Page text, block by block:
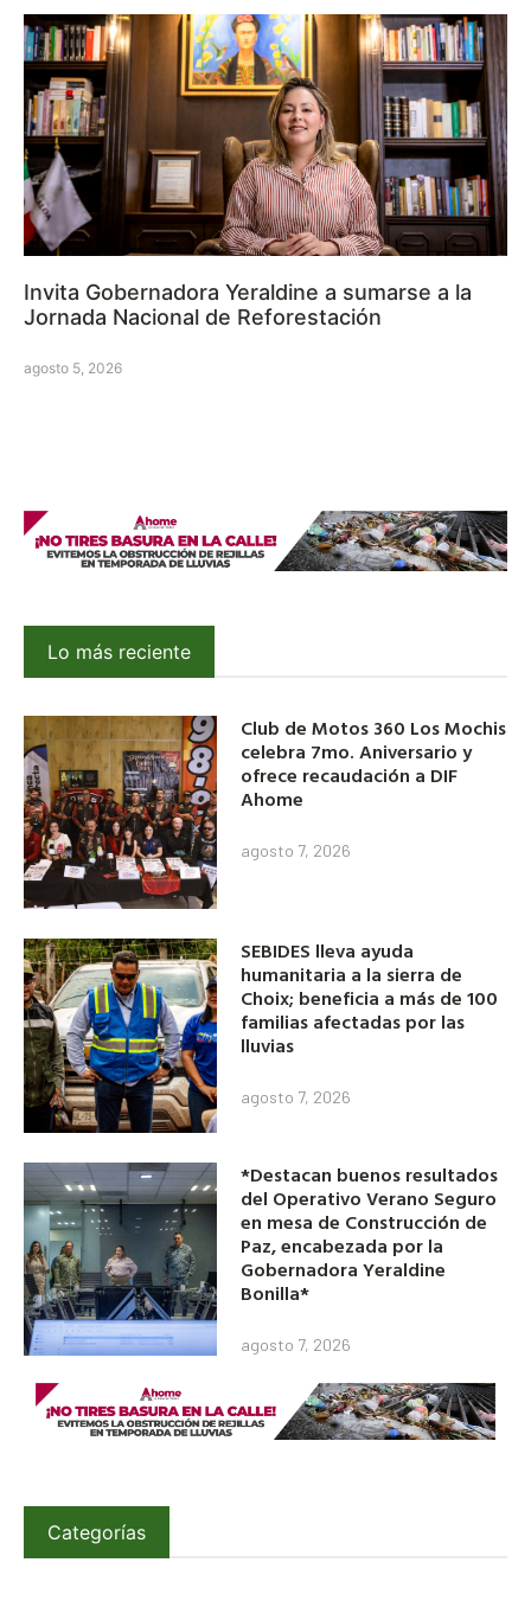
Invita Gobernadora Yeraldine a sumarse a la
Jornada Nacional de Reforestación
agosto 5, 2026
Lo más reciente
Club de Motos 360 Los Mochis
celebra 7mo. Aniversario y
ofrece recaudación a DIF
Ahome
agosto 7, 2026
SEBIDES lleva ayuda
humanitaria a la sierra de
Choix; beneficia a más de 100
familias afectadas por las
lluvias
agosto 7, 2026
*Destacan buenos resultados
del Operativo Verano Seguro
en mesa de Construcción de
Paz, encabezada por la
Gobernadora Yeraldine
Bonilla*
agosto 7, 2026
Categorías